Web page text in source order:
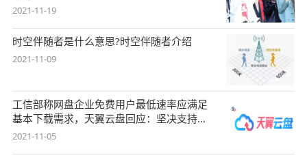
2021-11-19
时空伴随者是什么意思?时空伴随者介绍
2021-11-09
工信部称网盘企业免费用户最低速率应满足
基本下载需求，天翼云盘回应：坚决支持，
始终
2021-11-05